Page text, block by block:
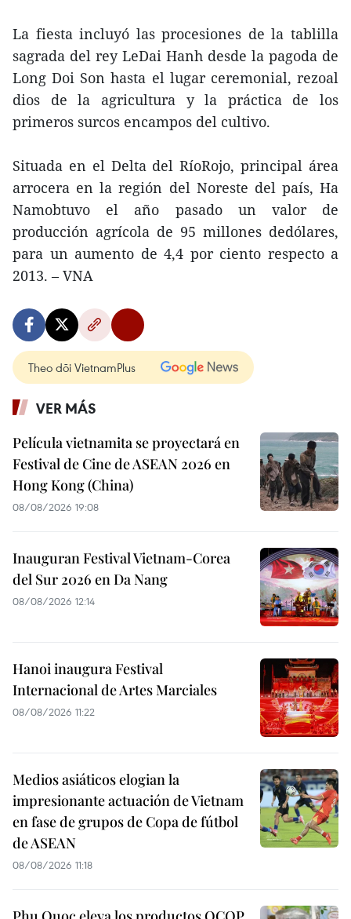
La fiesta incluyó las procesiones de la tablilla
sagrada del rey LeDai Hanh desde la pagoda de
Long Doi Son hasta el lugar ceremonial, rezoal
dios de la agricultura y la práctica de los
primeros surcos encampos del cultivo.
Situada en el Delta del RíoRojo, principal área
arrocera en la región del Noreste del país, Ha
Namobtuvo el año pasado un valor de
producción agrícola de 95 millones dedólares,
para un aumento de 4,4 por ciento respecto a
2013. – VNA
Theo dõi VietnamPlus
VER MÁS
Película vietnamita se proyectará en
Festival de Cine de ASEAN 2026 en
Hong Kong (China)
08/08/2026 19:08
Inauguran Festival Vietnam-Corea
del Sur 2026 en Da Nang
08/08/2026 12:14
Hanoi inaugura Festival
Internacional de Artes Marciales
08/08/2026 11:22
Medios asiáticos elogian la
impresionante actuación de Vietnam
en fase de grupos de Copa de fútbol
de ASEAN
08/08/2026 11:18